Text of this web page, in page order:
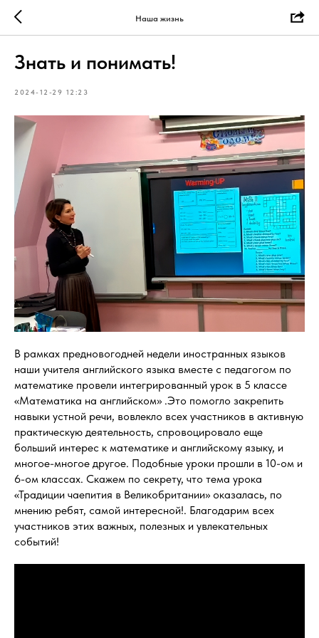
Наша жизнь
Знать и понимать!
2024-12-29 12:23
В рамках предновогодней недели иностранных языков
наши учителя английского языка вместе с педагогом по
математике провели интегрированный урок в 5 классе
«Математика на английском» .Это помогло закрепить
навыки устной речи, вовлекло всех участников в активную
практическую деятельность, спровоцировало еще
больший интерес к математике и английскому языку, и
многое-многое другое. Подобные уроки прошли в 10-ом и
6-ом классах. Скажем по секрету, что тема урока
«Традиции чаепития в Великобритании» оказалась, по
мнению ребят, самой интересной!. Благодарим всех
участников этих важных, полезных и увлекательных
событий!